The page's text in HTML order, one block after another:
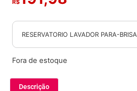
R$
RESERVATORIO LAVADOR PARA-BRISA
Fora de estoque
Descrição